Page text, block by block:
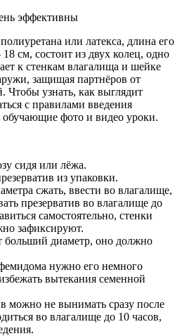
эффективны
или латекса, длина его
см, состоит из двух колец, одно
к стенкам влагалища и шейке
защищая партнёров от
Чтобы узнать, как выглядит
с правилами введения
фото и видео уроки.
сидя или лёжа.
из упаковки.
сжать, ввести во влагалище,
презерватив во влагалище до
самостоятельно, стенки
зафиксируют.
больший диаметр, оно должно
нужно его немного
вытекания семенной
можно не вынимать сразу после
во влагалище до 10 часов,